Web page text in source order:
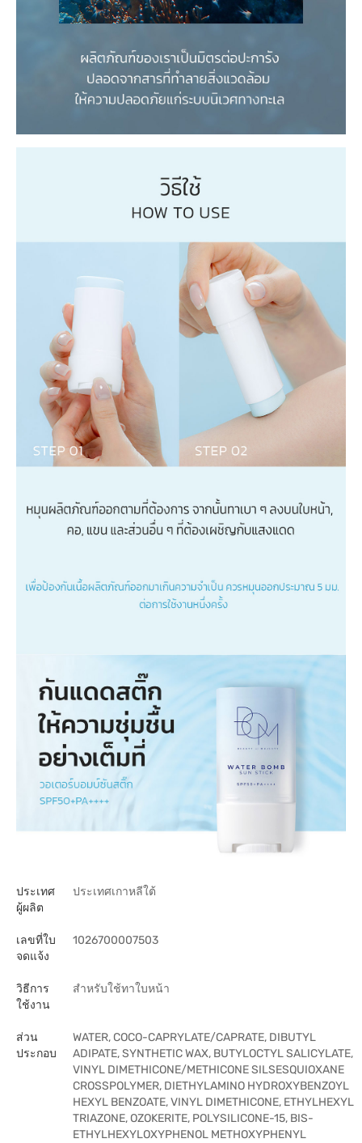
ประเทศ
ผู้ผลิต
ประเทศเกาหลีใต้
เลขที่ใบ
จดแจ้ง
1026700007503
วิธีการ
ใช้งาน
สำหรับใช้ทาใบหน้า
ส่วน
ประกอบ
WATER, COCO-CAPRYLATE/CAPRATE, DIBUTYL
ADIPATE, SYNTHETIC WAX, BUTYLOCTYL SALICYLATE,
VINYL DIMETHICONE/METHICONE SILSESQUIOXANE
CROSSPOLYMER, DIETHYLAMINO HYDROXYBENZOYL
HEXYL BENZOATE, VINYL DIMETHICONE, ETHYLHEXYL
TRIAZONE, OZOKERITE, POLYSILICONE-15, BIS-
ETHYLHEXYLOXYPHENOL METHOXYPHENYL